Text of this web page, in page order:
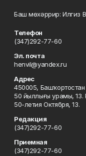
Баш мөхәррир: Илгиз
Телефон
(347)292-77-60
Эл. почта
henvil@yandex.ru
Адрес
450005,
50 йыллығы урамы, 13.
50-летия Октября, 13.
Редакция
(347)292-77-60
Приемная
(347)292-77-60